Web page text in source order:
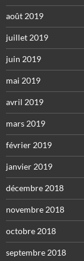
août 2019
juillet 2019
juin 2019
mai 2019
avril 2019
mars 2019
février 2019
janvier 2019
décembre 2018
novembre 2018
octobre 2018
septembre 2018